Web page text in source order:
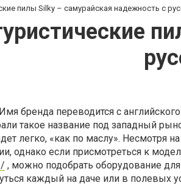
пилы Silky – самурайская надежность с
бренда переводится с
такое название под западный
легко, «как по маслу». Несмотря
однако если присмотреться к
, можно подобрать оборудование
каждый на даче или в полевых